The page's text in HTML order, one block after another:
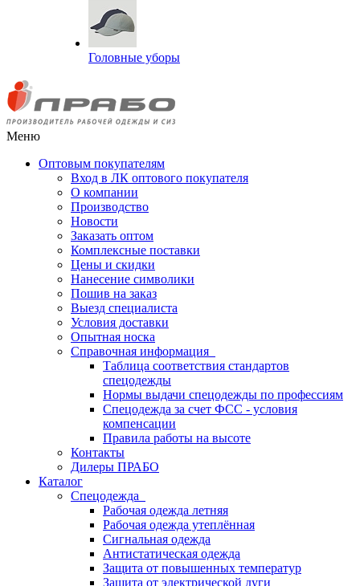
Головные уборы
Меню
Оптовым покупателям
Вход в ЛК оптового покупателя
О компании
Производство
Новости
Заказать оптом
Комплексные поставки
Цены и скидки
Нанесение символики
Пошив на заказ
Выезд специалиста
Условия доставки
Опытная носка
Справочная информация
Таблица соответствия стандартов
спецодежды
Нормы выдачи спецодежды по профессиям
Спецодежда за счет ФСС - условия
компенсации
Правила работы на высоте
Контакты
Дилеры ПРАБО
Каталог
Спецодежда
Рабочая одежда летняя
Рабочая одежда утеплённая
Сигнальная одежда
Антистатическая одежда
Защита от повышенных температур
Защита от электрической дуги